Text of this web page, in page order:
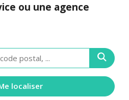
ou une agence
localiser